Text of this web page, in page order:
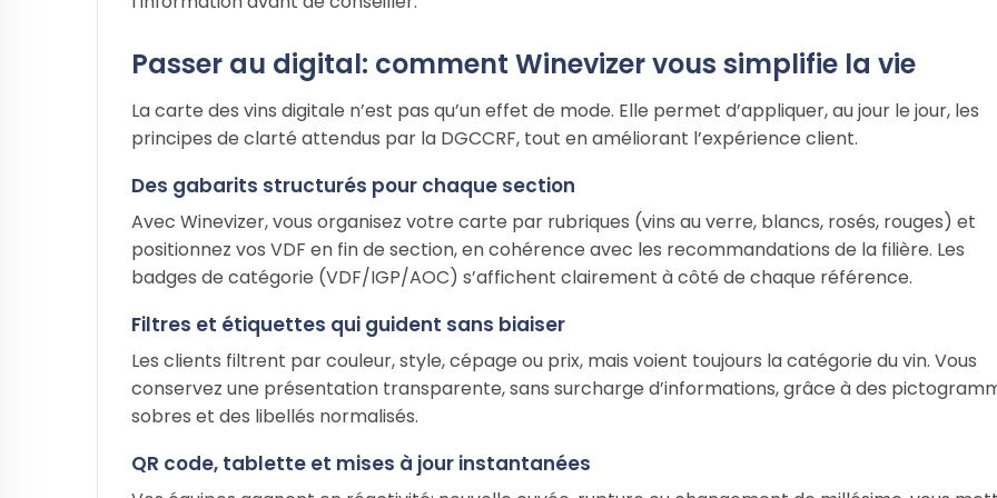
Passer au digital: comment Winevizer vous simplifie la vie
La carte des vins digitale n’est pas qu’un effet de mode. Elle permet d’appliquer, au jour le jour, les
principes de clarté attendus par la DGCCRF, tout en améliorant l’expérience client.
Des gabarits structurés pour chaque section
Avec Winevizer, vous organisez votre carte par rubriques (vins au verre, blancs, rosés, rouges) et
positionnez vos VDF en fin de section, en cohérence avec les recommandations de la filière. Les
badges de catégorie (VDF/IGP/AOC) s’affichent clairement à côté de chaque référence.
Filtres et étiquettes qui guident sans biaiser
Les clients filtrent par couleur, style, cépage ou prix, mais voient toujours la catégorie du vin. Vous
conservez une présentation transparente, sans surcharge d’informations, grâce à des
sobres et des libellés normalisés.
QR code, tablette et mises à jour instantanées